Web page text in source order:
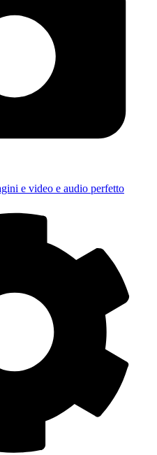
e video e audio perfetto